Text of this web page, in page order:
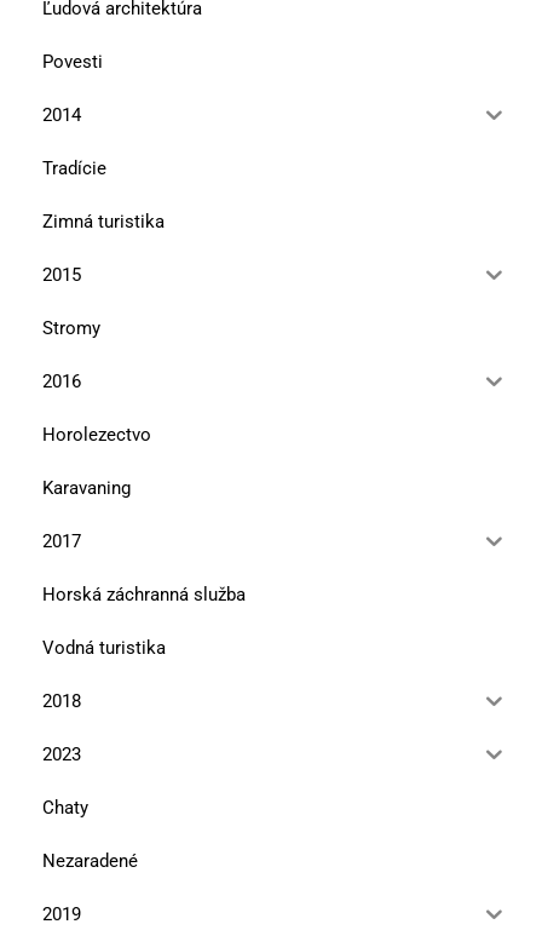
Ľudová architektúra
Povesti
2014
Tradície
Zimná turistika
2015
Stromy
2016
Horolezectvo
Karavaning
2017
Horská záchranná služba
Vodná turistika
2018
2023
Chaty
Nezaradené
2019